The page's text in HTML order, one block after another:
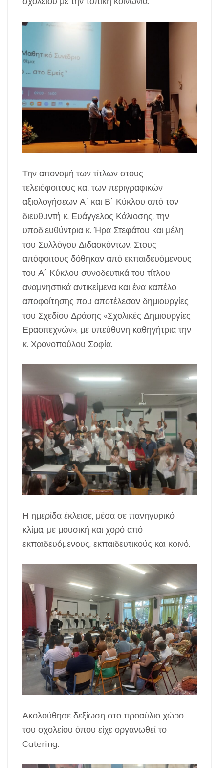
Την απονομή των τίτλων στους
τελειόφοιτους και των περιγραφικών
αξιολογήσεων Α΄ και Β΄ Κύκλου από τον
διευθυντή κ. Ευάγγελος Κάλιοσης, την
υποδιευθύντρια κ. Ήρα Στεφάτου και μέλη
του Συλλόγου Διδασκόντων. Στους
απόφοιτους δόθηκαν από εκπαιδευόμενους
του Α΄ Κύκλου συνοδευτικά του τίτλου
αναμνηστικά αντικείμενα και ένα καπέλο
αποφοίτησης που αποτέλεσαν δημιουργίες
του Σχεδίου Δράσης «Σχολικές Δημιουργίες
Ερασιτεχνών», με υπεύθυνη καθηγήτρια την
κ. Χρονοπούλου Σοφία.
Η ημερίδα έκλεισε, μέσα σε πανηγυρικό
κλίμα, με μουσική και χορό από
εκπαιδευόμενους, εκπαιδευτικούς και κοινό.
Ακολούθησε δεξίωση στο προαύλιο χώρο
του σχολείου όπου είχε οργανωθεί το
Catering.